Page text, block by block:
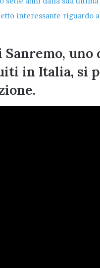
interessante riguardo
Sanremo,
in Italia, si